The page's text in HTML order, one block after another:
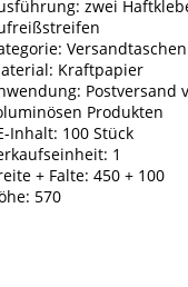
zwei
Versandtaschen
Kraftpapier
Postversand
Produkten
Inhalt: 100 Stück
1
+ Falte: 450 + 100
570